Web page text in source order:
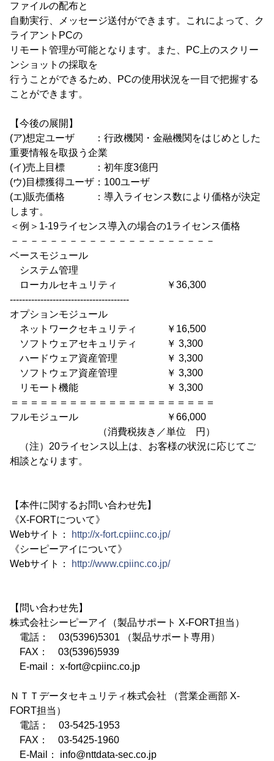
ファイルの配布と
自動実行、メッセージ送付ができます。これによって、ク
ライアントPCの
リモート管理が可能となります。また、PC上のスクリー
ンショットの採取を
行うことができるため、PCの使用状況を一目で把握する
ことができます。
【今後の展開】
(ア)想定ユーザ ：行政機関・金融機関をはじめとした
重要情報を取扱う企業
(イ)売上目標 ：初年度3億円
(ウ)目標獲得ユーザ：100ユーザ
(エ)販売価格 ：導入ライセンス数により価格が決定
します。
＜例＞1-19ライセンス導入の場合の1ライセンス価格
－－－－－－－－－－－－－－－－－－－－－
ベースモジュール
システム管理
ローカルセキュリティ ￥36,300
---------------------------------------
オプションモジュール
ネットワークセキュリティ ￥16,500
ソフトウェアセキュリティ ￥ 3,300
ハードウェア資産管理 ￥ 3,300
ソフトウェア資産管理 ￥ 3,300
リモート機能 ￥ 3,300
＝＝＝＝＝＝＝＝＝＝＝＝＝＝＝＝＝＝＝＝＝
フルモジュール ￥66,000
（消費税抜き／単位 円）
（注）20ライセンス以上は、お客様の状況に応じてご
相談となります。
【本件に関するお問い合わせ先】
《X-FORTについて》
Webサイト：
http://x-fort.cpiinc.co.jp/
《シーピーアイについて》
Webサイト：
http://www.cpiinc.co.jp/
【問い合わせ先】
株式会社シーピーアイ（製品サポート X-FORT担当）
電話： 03(5396)5301 （製品サポート専用）
FAX： 03(5396)5939
E-mail： x-fort@cpiinc.co.jp
ＮＴＴデータセキュリティ株式会社 （営業企画部 X-
FORT担当）
電話： 03-5425-1953
FAX： 03-5425-1960
E-Mail： info@nttdata-sec.co.jp